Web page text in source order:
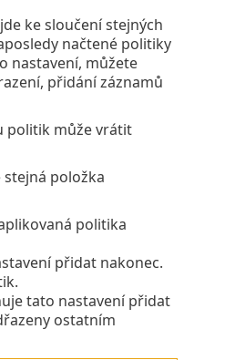
ke sloučení stejných
načtené politiky
nastavení, můžete
přidání záznamů
politik může vrátit
položka
politika
přidat nakonec.
tato nastavení přidat
ostatním